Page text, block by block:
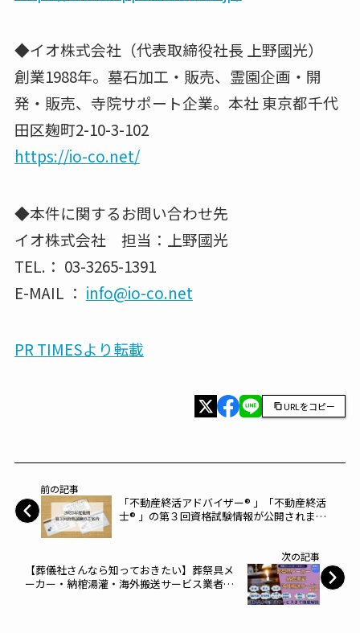
◆イオ株式会社（代表取締役社⻑ 上野國光）
創業1988年。墓⽯加⼯・販売、霊園企画・開
発・販売、寺院サポート企業。本社 東京都千代
田区麹町2-10-3-102
https://io-co.net/
◆本件に関するお問い合わせ先
イオ株式会社 担当：上野國光
TEL.： 03-3265-1391
E-MAIL ： info@io-co.net
PR TIMESより転載
URLをコピー
前の記事
「不動産終活アドバイザー® 」「不動産終活
士® 」の第３回資格試験情報が公開されまし
次の記事
【葬儀社さんなら知っておきたい】葬祭具メ
ーカー・納棺湯灌・海外搬送サービス業者・